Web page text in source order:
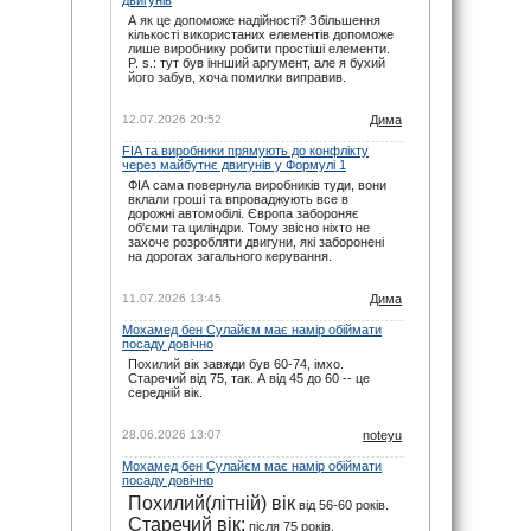
noteyu: maxizh, сорі, прикро звісно. Але
календар додається ще навесні. І буває так,
що під час сезону на офіційному сайті
вносяться зміни вже в ході сезону. Не за
всім вдається слідкувати.
29.11.25 22:02
бо орієнтувався на помилковий час який
взагалі приберіть час початку змагань!
29.11.25 17:02
А як це допоможе надійності? Збільшення
кількості використаних елементів допоможе
лише виробнику робити простіші елементи.
P. s.: тут був іннший аргумент, але я бухий
його забув, хоча помилки виправив.
12.07.2026 20:52 Дима
FIA та виробники прямують до конфлікту
через майбутнє двигунів у Формулі 1
ФІА сама повернула виробників туди, вони
вклали гроші та впроваджують все в
дорожні автомобілі. Європа забороняє
об'єми та циліндри. Тому звісно ніхто не
захоче розробляти двигуни, які заборонені
на дорогах загального керування.
11.07.2026 13:45 Дима
Мохамед бен Сулайєм має намір обіймати
посаду довічно
Похилий вік завжди був 60-74, імхо.
Старечий від 75, так. А від 45 до 60 -- це
середній вік.
28.06.2026 13:07 noteyu
Мохамед бен Сулайєм має намір обіймати
посаду довічно
Похилий(літній) вік від 56-60 років.
Старечий вік: після 75 років.